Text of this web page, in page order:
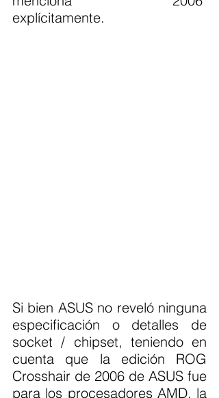
explícitamente.
Si bien ASUS no reveló ninguna
especificación o detalles de
socket / chipset, teniendo en
cuenta que la edición ROG
Crosshair de 2006 de ASUS fue
para los procesadores AMD, la